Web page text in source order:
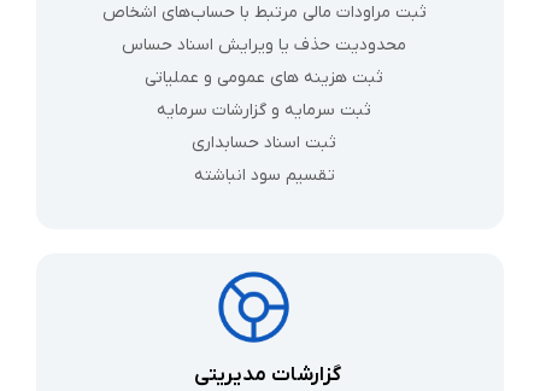
ثبت مراودات مالی مرتبط با حساب‌های اشخاص
محدودیت حذف یا ویرایش اسناد حساس
ثبت هزینه‌ های عمومی و عملیاتی
ثبت سرمایه و گزارشات سرمایه
ثبت اسناد حسابداری
تقسیم سود انباشته
گزارشات مدیریتی